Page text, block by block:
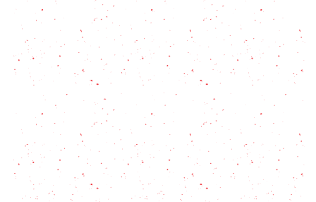
Salsa para Pescado fácil y riquísima